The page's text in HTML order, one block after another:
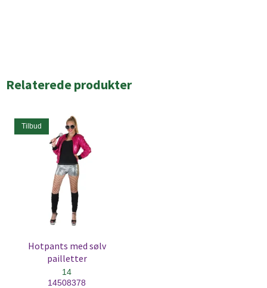
Relaterede produkter
Tilbud
Hotpants med sølv
pailletter
14
14508378